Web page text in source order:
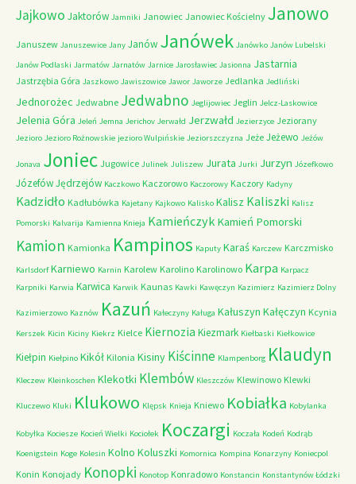
Jajkowo Jaktorów Jamniki Janowiec Janowiec Kościelny Janowo
Januszew Januszewice Jany Janów Janówek Janówko Janów Lubelski
Janów Podlaski Jarmatów Jarnatów Jarnice Jarosławiec Jasionna Jastarnia
Jastrzębia Góra Jaszkowo Jawiszowice Jawor Jaworze Jedlanka Jedliński
Jednorożec Jedwabne Jedwabno Jeglijowiec Jeglin Jelcz-Laskowice
Jelenia Góra Jeleń Jemna Jerichov Jerwałd Jerzwałd Jezierzyce Jeziorany
Jezioro Jezioro Rożnowskie jezioro Wulpińskie Jeziorszczyzna Jeże Jeżewo Jeżów
Jonava Joniec Jugowice Julinek Juliszew Jurata Jurki Jurzyn Józefkowo
JózefówJędrzejów Kaczkowo Kaczorowo Kaczorowy Kaczory Kadyny
Kadzidło Kadłubówka Kajetany Kajkowo Kalisko Kalisz Kaliszki Kalisz
Pomorski Kalvarija Kamienna Knieja Kamieńczyk Kamień Pomorski
Kamion Kamionka Kampinos Kaputy Karaś Karczew Karczmisko
Karlsdorf Karniewo Karnin Karolew Karolino Karolinowo Karpa Karpacz
Karpniki Karwia Karwica Karwik Kaunas Kawki Kawęczyn Kazimierz Kazimierz Dolny
Kazimierzowo Kaznów Kazuń Kałeczyny Kaługa Kałuszyn Kałęczyn Kcynia
Kerszek Kicin Kiciny Kiekrz Kielce Kiernozia Kiezmark Kiełbaski Kiełkowice
Kiełpin Kiełpino Kikół Kilonia Kisiny Kiścinne Klampenborg Klaudyn
Kleczew Kleinkoschen Klekotki Klembów Kleszczów Klewinowo Klewki
Kluczewo Kluki Klukowo Klępsk Knieja Kniewo Kobiałka Kobylanka
Kobyłka Kociesze Kocień Wielki Kociołek Koczargi Koczała Kodeń Kodrąb
Koenigstein Koge Kolesin Kolno Koluszki Komornica Kompina Konarzyny Koniecpol
Konin Konojady Konopki Konotop Konradowo Konstancin Konstantynów Łódzki